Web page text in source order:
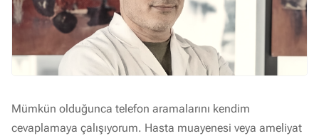
Mümkün olduğunca telefon aramalarını kendim
cevaplamaya çalışıyorum. Hasta muayenesi veya ameliyat